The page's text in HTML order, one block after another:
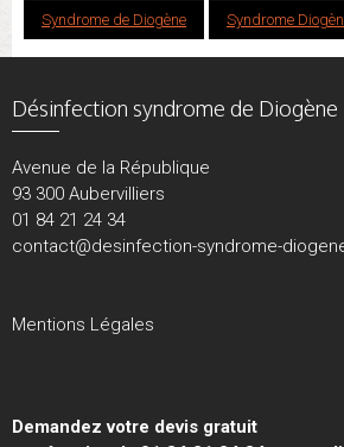
Syndrome de Diogène Syndrome
Désinfection syndrome de Diogène
Avenue de la République
93 300 Aubervilliers
01 84 21 24 34
contact@desinfection-syndrome-
Mentions Légales
Demandez votre devis gratuit